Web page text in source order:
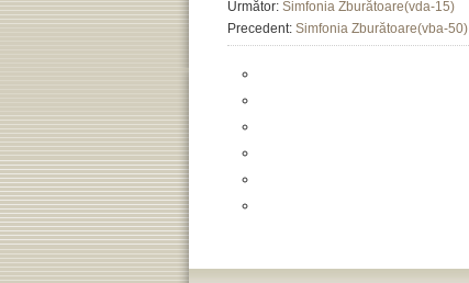
Următor: Simfonia Zburătoare(vda-15)
Precedent: Simfonia Zburătoare(vba-50)